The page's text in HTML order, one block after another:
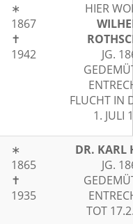
∗
1867
✝
1942
HIER
JG.
FLUCHT IN
1. JULI
∗
1865
✝
1935
DR. KARL
JG.
TOT